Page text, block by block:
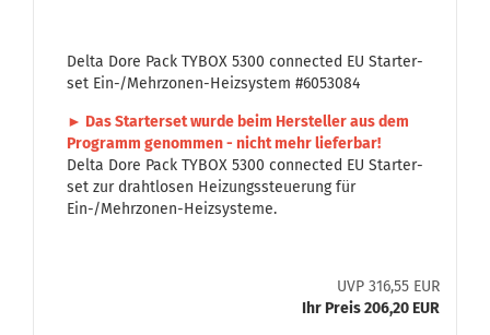
Delta Dore Pack TYBOX 5300 con­nec­ted EU Star­ter­
set Ein-/Mehrzonen-​​Heiz­sys­tem #6053084
► Das Star­ter­set wurde beim Her­stel­ler aus dem
Pro­gramm ge­nom­men - nicht mehr lie­fer­bar!
Delta Dore Pack TYBOX 5300 con­nec­ted EU Star­ter­
set zur draht­lo­sen Hei­zungs­steue­rung für
Ein-/Mehrzonen-​Heizsysteme.
UVP 316,55 EUR
Ihr Preis 206,20 EUR